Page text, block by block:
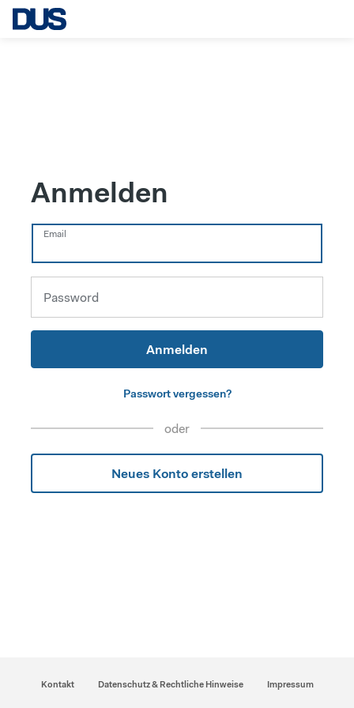
Anmelden
Email
Password
Anmelden
Passwort vergessen?
oder
Neues Konto erstellen
Kontakt Datenschutz & Rechtliche Hinweise Impressum